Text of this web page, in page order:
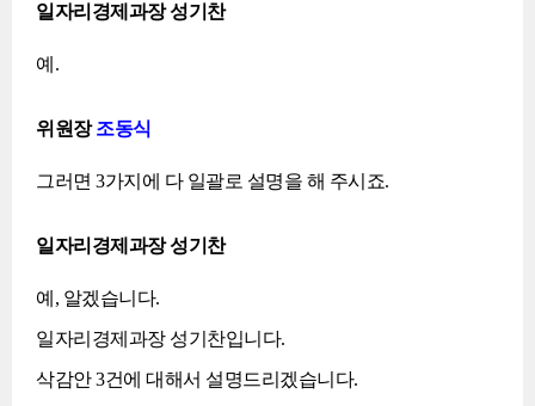
일자리경제과장 성기찬
예.
위원장조동식
그러면 3가지에 다 일괄로 설명을 해 주시죠.
일자리경제과장 성기찬
예, 알겠습니다.
일자리경제과장 성기찬입니다.
삭감안 3건에 대해서 설명드리겠습니다.